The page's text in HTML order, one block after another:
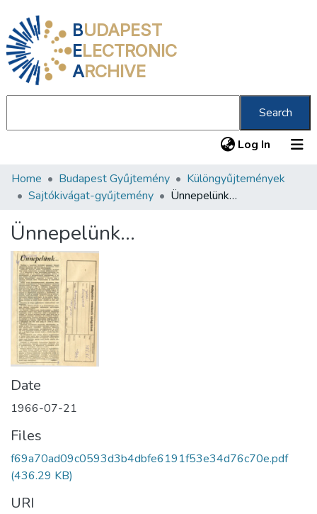
BUDAPEST
ELECTRONIC
ARCHIVE
Search
Log In (current)
Communities & Collections
Statistics
About us
Home Budapest Gyűjtemény
Különgyűjtemények
Sajtókivágat-gyűjtemény
Ünnepelünk…
Ünnepelünk…
Date
1966-07-21
Files
f69a70ad09c0593d3b4dbfe6191f53e34d76c70e.pdf
(436.29 KB)
URI